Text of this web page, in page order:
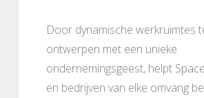
Door dynamische werkruimtes
ontwerpen met een unieke
ondernemingsgeest, helpt
en bedrijven van elke omvang